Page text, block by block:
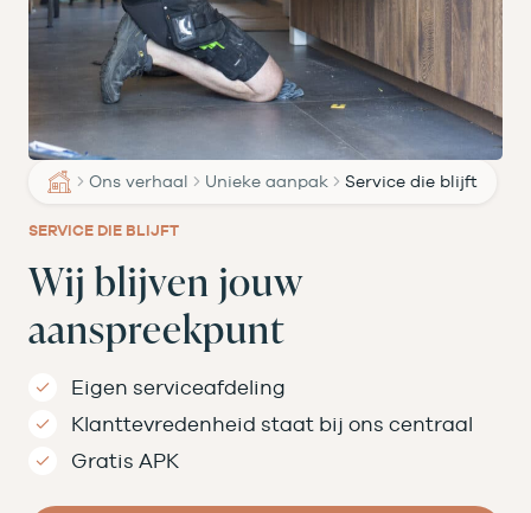
Ons verhaal Unieke aanpak Service die blijft
SERVICE DIE BLIJFT
Wij blijven jouw
aanspreekpunt
Eigen serviceafdeling
Klanttevredenheid staat bij ons centraal
Gratis APK